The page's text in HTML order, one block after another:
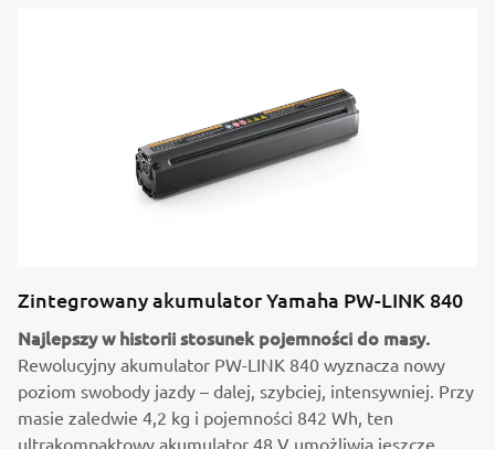
Zintegrowany akumulator Yamaha PW-LINK 840
Najlepszy w historii stosunek pojemności do masy.
Rewolucyjny akumulator PW-LINK 840 wyznacza nowy
poziom swobody jazdy – dalej, szybciej, intensywniej. Przy
masie zaledwie 4,2 kg i pojemności 842 Wh, ten
ultrakompaktowy akumulator 48 V umożliwia jeszcze